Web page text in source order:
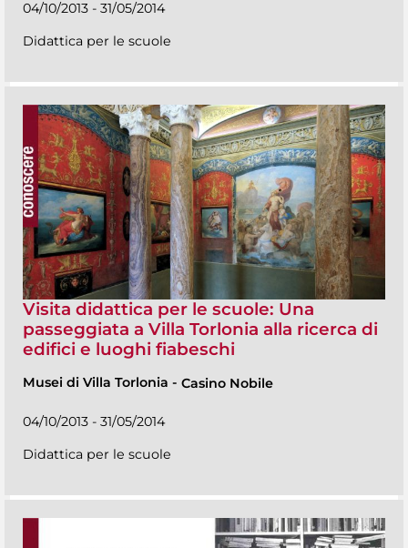
04/10/2013 - 31/05/2014
Didattica per le scuole
Visita didattica per le scuole: Una
passeggiata a Villa Torlonia alla ricerca di
edifici e luoghi fiabeschi
Musei di Villa Torlonia - Casino Nobile
04/10/2013 - 31/05/2014
Didattica per le scuole